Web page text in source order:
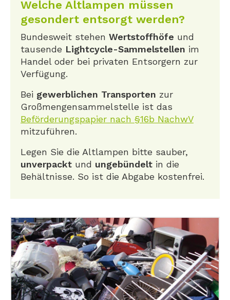
Welche Altlampen müssen
gesondert entsorgt werden?
Bundesweit stehen Wertstoffhöfe und
tausende Lightcycle-Sammelstellen im
Handel oder bei privaten Entsorgern zur
Verfügung.
Bei gewerblichen Transporten zur
Großmengensammelstelle ist das
Beförderungspapier nach §16b NachwV
mitzuführen.
Legen Sie die Altlampen bitte sauber,
unverpackt und ungebündelt in die
Behältnisse. So ist die Abgabe kostenfrei.